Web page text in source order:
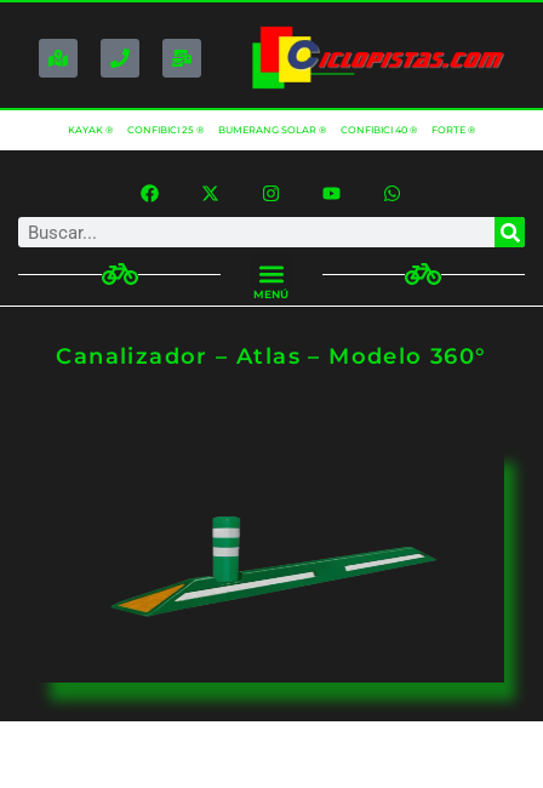
KAYAK ® CONFIBICI 25 ® BUMERANG SOLAR ® CONFIBICI 40 ® FORTE ®
MENÚ
Canalizador – Atlas – Modelo 360°